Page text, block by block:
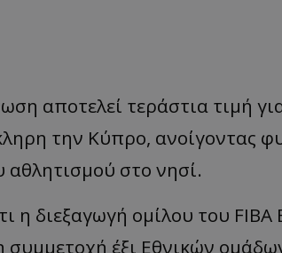
αποτελεί τεράστια τιμή
την Κύπρο, ανοίγοντας
στο νησί.
η διεξαγωγή ομίλου του
έξι Εθνικών